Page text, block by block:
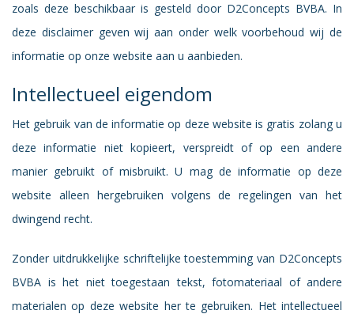
zoals deze beschikbaar is gesteld door D2Concepts BVBA. In
deze disclaimer geven wij aan onder welk voorbehoud wij de
informatie op onze website aan u aanbieden.
Intellectueel eigendom
Het gebruik van de informatie op deze website is gratis zolang u
deze informatie niet kopieert, verspreidt of op een andere
manier gebruikt of misbruikt. U mag de informatie op deze
website alleen hergebruiken volgens de regelingen van het
dwingend recht.
Zonder uitdrukkelijke schriftelijke toestemming van D2Concepts
BVBA is het niet toegestaan tekst, fotomateriaal of andere
materialen op deze website her te gebruiken. Het intellectueel